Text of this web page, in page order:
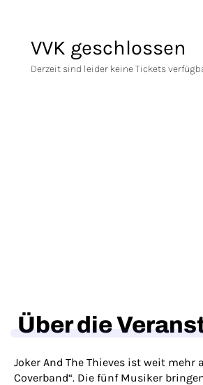
VVK geschlossen
Derzeit sind leider keine Tickets
Über die
Joker And The Thieves ist weit mehr
Coverband“. Die fünf Musiker